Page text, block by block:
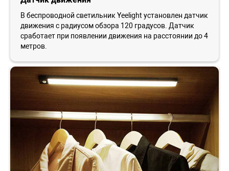
В беспроводной светильник Yeelight установлен датчик
движения с радиусом обзора 120 градусов. Датчик
сработает при появлении движения на расстоянии до 4
метров.